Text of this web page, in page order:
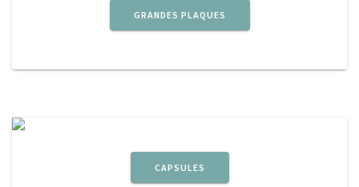
GRANDES PLAQUES
CAPSULES